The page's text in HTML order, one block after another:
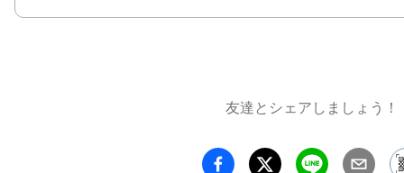
で全て
れる
日本で
友達とシェアしましょう！